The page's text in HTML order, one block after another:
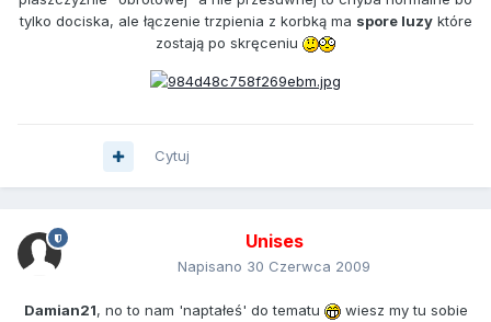
tylko dociska, ale łączenie trzpienia z korbką ma spore luzyktóre
zostają po skręceniu
Cytuj
Unises
Napisano 30 Czerwca 2009
Damian21, no to nam 'naptałeś' do tematu
wiesz my tu sobie